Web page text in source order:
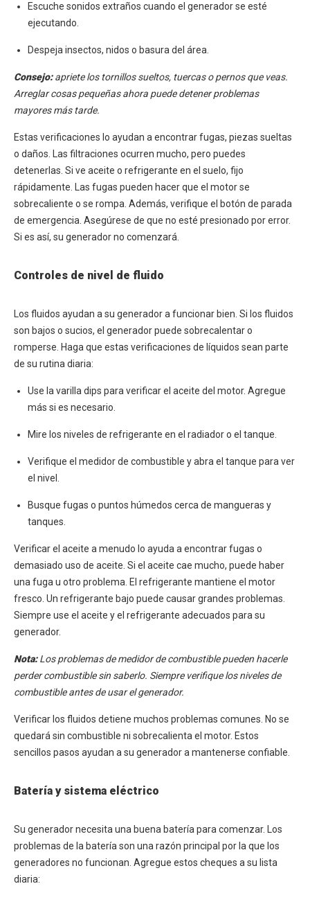
Escuche sonidos extraños cuando el generador se esté
ejecutando.
Despeja insectos, nidos o basura del área.
Consejo:apriete los tornillos sueltos, tuercas o pernos que veas.
Arreglar cosas pequeñas ahora puede detener problemas
mayores más tarde.
Estas verificaciones lo ayudan a encontrar fugas, piezas sueltas
o daños. Las filtraciones ocurren mucho, pero puedes
detenerlas. Si ve aceite o refrigerante en el suelo, fijo
rápidamente. Las fugas pueden hacer que el motor se
sobrecaliente o se rompa. Además, verifique el botón de parada
de emergencia. Asegúrese de que no esté presionado por error.
Si es así, su generador no comenzará.
Controles de nivel de fluido
Los fluidos ayudan a su generador a funcionar bien. Si los fluidos
son bajos o sucios, el generador puede sobrecalentar o
romperse. Haga que estas verificaciones de líquidos sean parte
de su rutina diaria:
Use la varilla dips para verificar el aceite del motor. Agregue
más si es necesario.
Mire los niveles de refrigerante en el radiador o el tanque.
Verifique el medidor de combustible y abra el tanque para ver
el nivel.
Busque fugas o puntos húmedos cerca de mangueras y
tanques.
Verificar el aceite a menudo lo ayuda a encontrar fugas o
demasiado uso de aceite. Si el aceite cae mucho, puede haber
una fuga u otro problema. El refrigerante mantiene el motor
fresco. Un refrigerante bajo puede causar grandes problemas.
Siempre use el aceite y el refrigerante adecuados para su
generador.
Nota:Los problemas de medidor de combustible pueden hacerle
perder combustible sin saberlo. Siempre verifique los niveles de
combustible antes de usar el generador.
Verificar los fluidos detiene muchos problemas comunes. No se
quedará sin combustible ni sobrecalienta el motor. Estos
sencillos pasos ayudan a su generador a mantenerse confiable.
Batería y sistema eléctrico
Su generador necesita una buena batería para comenzar. Los
problemas de la batería son una razón principal por la que los
generadores no funcionan. Agregue estos cheques a su lista
diaria: